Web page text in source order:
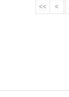
<< <